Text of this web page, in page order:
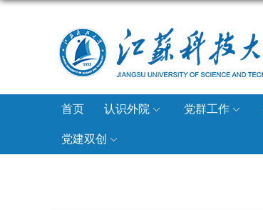
首页 认识外院 党群工作
党建双创